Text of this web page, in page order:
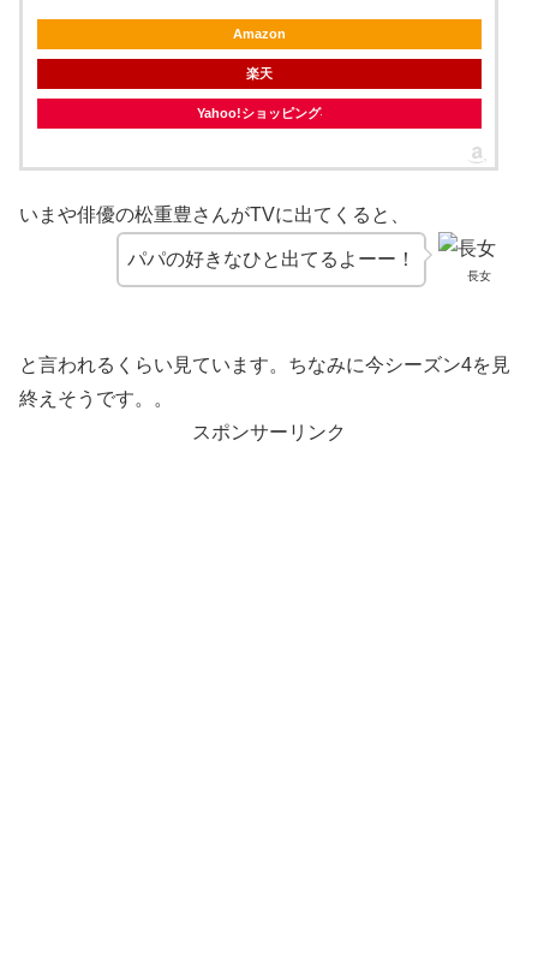
Amazon
楽天
Yahoo!ショッピング
いまや俳優の松重豊さんがTVに出てくると、
長女
パパの好きなひと出てるよーー！
と言われるくらい見ています。ちなみに今シーズン4を見
終えそうです。。
スポンサーリンク